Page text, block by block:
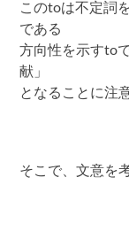
このtoは不定詞
である
方向性を示すto
献」
となることに注
そこで、文意を